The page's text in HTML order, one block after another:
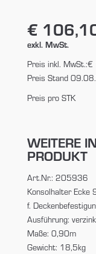
€
exkl. MwSt.
Preis inkl. MwSt.:€
Preis Stand
Preis pro STK
WEITERE
PRODUKT
Art.Nr.: 205936
Konsolhalter Ecke
f.
Ausführung:
Maße: 0,90m
Gewicht: 18,5kg